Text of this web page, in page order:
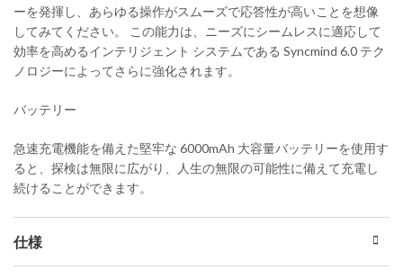
ーを発揮し、あらゆる操作がスムーズで応答性が高いことを想像
してみてください。 この能力は、ニーズにシームレスに適応して
効率を高めるインテリジェント システムである Syncmind 6.0 テク
ノロジーによってさらに強化されます。
バッテリー
急速充電機能を備えた堅牢な 6000mAh 大容量バッテリーを使用す
ると、探検は無限に広がり、人生の無限の可能性に備えて充電し
続けることができます。
仕様